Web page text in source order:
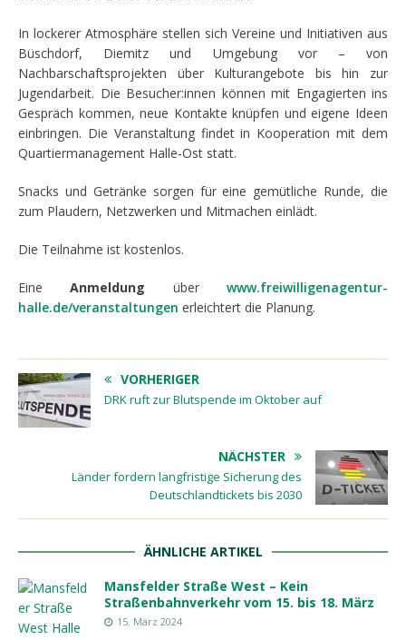
In lockerer Atmosphäre stellen sich Vereine und Initiativen aus
Büschdorf, Diemitz und Umgebung vor – von
Nachbarschaftsprojekten über Kulturangebote bis hin zur
Jugendarbeit. Die Besucher:innen können mit Engagierten ins
Gespräch kommen, neue Kontakte knüpfen und eigene Ideen
einbringen. Die Veranstaltung findet in Kooperation mit dem
Quartiermanagement Halle-Ost statt.
Snacks und Getränke sorgen für eine gemütliche Runde, die
zum Plaudern, Netzwerken und Mitmachen einlädt.
Die Teilnahme ist kostenlos.
Eine Anmeldung überwww.freiwilligenagentur-
halle.de/veranstaltungen erleichtert die Planung.
VORHERIGER
DRK ruft zur Blutspende im Oktober auf
NÄCHSTER
Länder fordern langfristige Sicherung des
Deutschlandtickets bis 2030
ÄHNLICHE ARTIKEL
Mansfelder Straße West – Kein
Straßenbahnverkehr vom 15. bis 18. März
15. März 2024